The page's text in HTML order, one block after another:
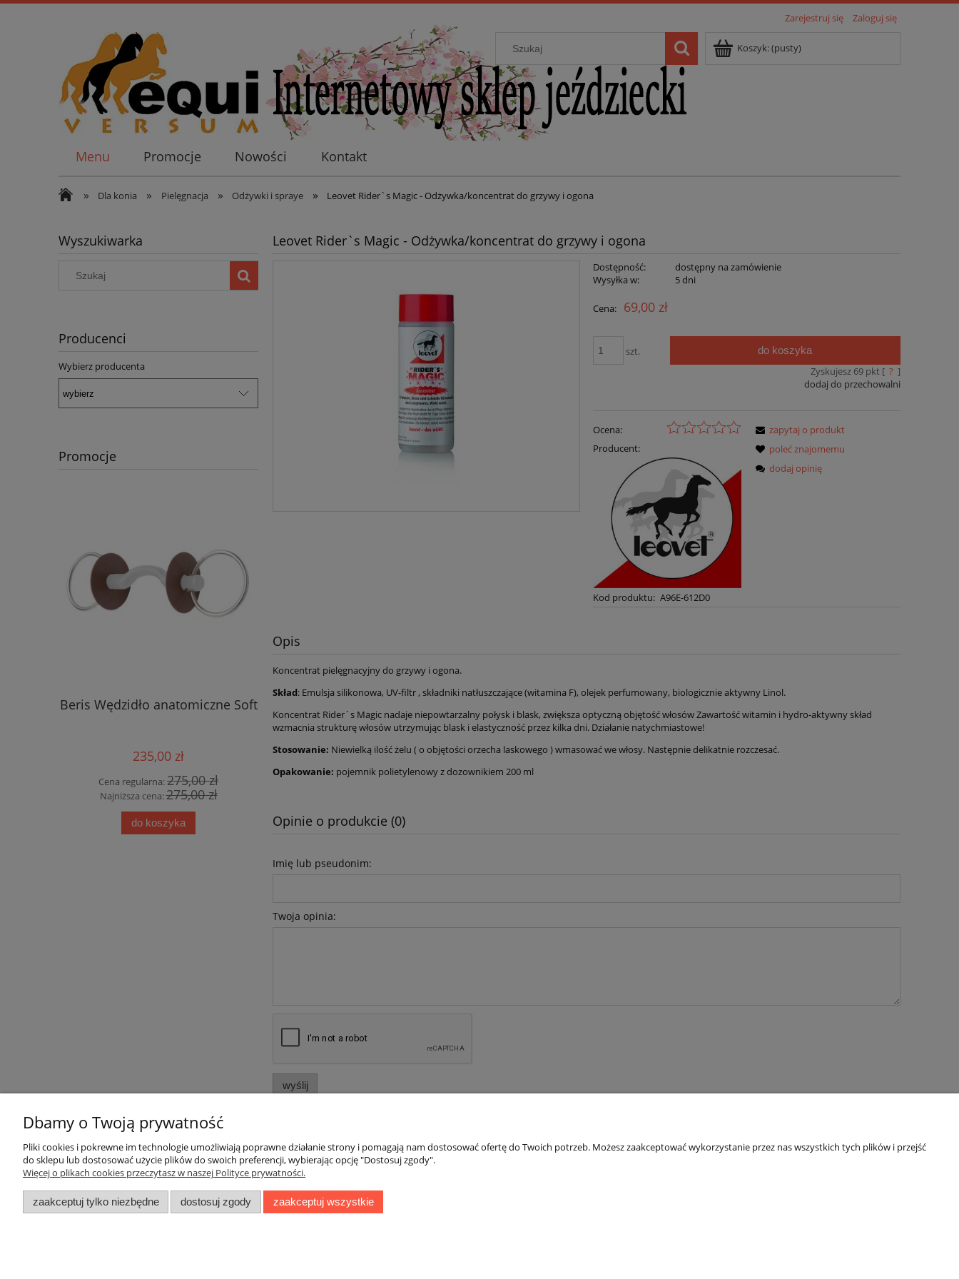
Zarejestruj się Zaloguj się
Koszyk:(pusty)
Menu Promocje Nowości Kontakt
» Dla konia » Pielęgnacja » Odżywki i spraye » Leovet Rider`s Magic - Odżywka/koncentrat do grzywy i ogona
Wyszukiwarka
Producenci
Wybierz producenta
Promocje
Beris Wędzidło anatomiczne Soft
235,00 zł
Cena regularna:275,00 zł
Najniższa cena:275,00 zł
do koszyka
źrebiąt
236,00 zł
Cena regularna: 275,00 zł
do koszyka
maszynka do strzyżenia Derby
1 210,00 zł
Leovet Rider`s Magic - Odżywka/koncentrat do grzywy i ogona
Dostępność:
dostępny na zamówienie
Wysyłka w:
5 dni
Cena: 69,00 zł
szt. do koszyka
Zyskujesz 69pkt [ ? ]
dodaj do przechowalni
Ocena:
Producent:
Kod produktu: A96E-612D0
zapytaj o produkt
poleć znajomemu
dodaj opinię
Opis
Koncentrat pielęgnacyjny do grzywy i ogona.
Skład: Emulsja silikonowa, UV-filtr , składniki natłuszczające (witamina F), olejek perfumowany, biologicznie aktywny Linol.
Koncentrat Rider´s Magic nadaje niepowtarzalny połysk i blask, zwiększa optyczną objętość włosów Zawartość witamin i hydro-aktywny skład
wzmacnia strukturę włosów utrzymując blask i elastyczność przez kilka dni. Działanie natychmiastowe!
Stosowanie: Niewielką ilość żelu ( o objętości orzecha laskowego ) wmasować we włosy. Następnie delikatnie rozczesać.
Opakowanie: pojemnik polietylenowy z dozownikiem 200 ml
Opinie o produkcie (0)
Imię lub pseudonim:
Twoja opinia:
wyślij
Pomoc
Regulaminy
Moje konto
Twoje zamówienia
Dbamy o Twoją prywatność
Pliki cookies i pokrewne im technologie umożliwiają poprawne działanie strony i pomagają nam dostosować ofertę do Twoich potrzeb. Możesz zaakceptować wykorzystanie przez nas wszystkich tych plików i przejść
do sklepu lub dostosować użycie plików do swoich preferencji, wybierając opcję "Dostosuj zgody".
Więcej o plikach cookies przeczytasz w naszej Polityce prywatności.
zaakceptuj tylko niezbędne dostosuj zgody zaakceptuj wszystkie